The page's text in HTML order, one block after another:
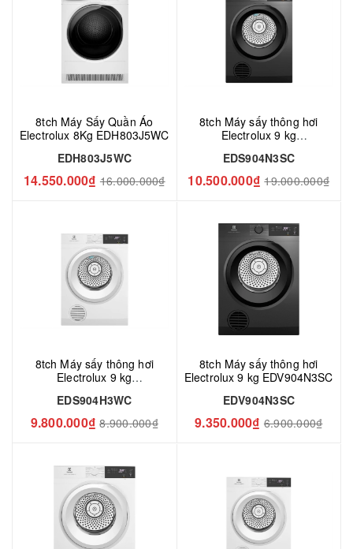
8tch Máy Sấy Quần Áo
Electrolux 8Kg EDH803J5WC
EDH803J5WC
14.550.000₫ 16.000.000₫
8tch Máy sấy thông hơi
Electrolux 9 kg
EDS904N3SC
10.500.000₫ 19.000.000₫
8tch Máy sấy thông hơi
Electrolux 9 kg
EDS904H3WC
9.800.000₫ 8.900.000₫
8tch Máy sấy thông hơi
Electrolux 9 kg EDV904N3SC
EDV904N3SC
9.350.000₫ 6.900.000₫